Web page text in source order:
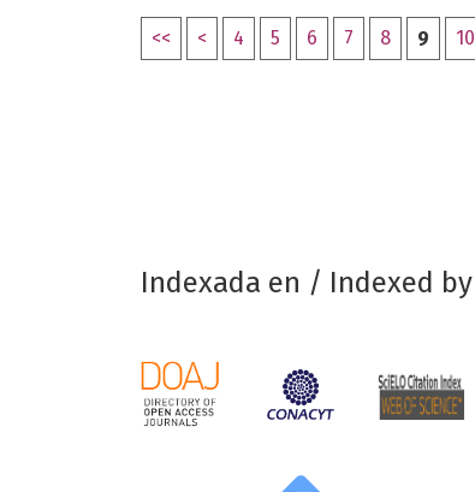
<< < 4 5 6 7 8 9 10
Indexada en / Indexed by